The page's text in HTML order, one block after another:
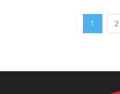
1 2